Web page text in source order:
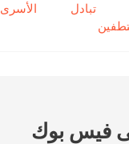
تبادل الأسرى
فيس بوك